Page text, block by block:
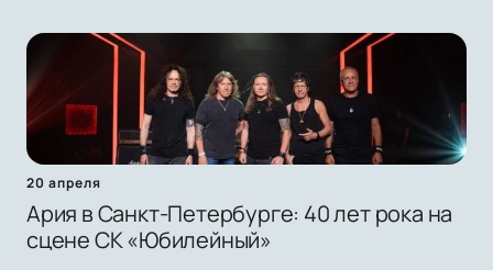
20 апреля
Ария в Санкт-Петербурге: 40 лет рока на
сцене СК «Юбилейный»